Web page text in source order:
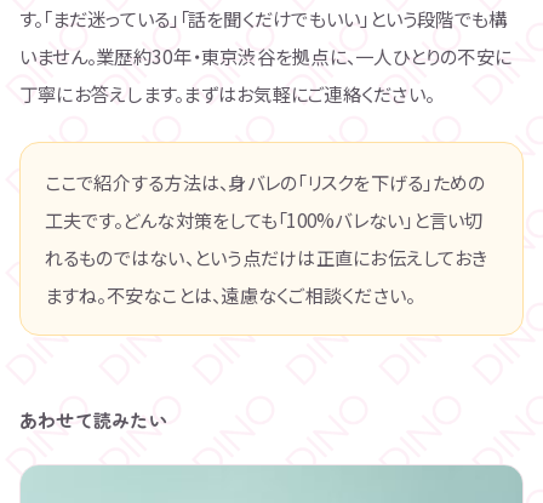
す。「まだ迷っている」「話を聞くだけでもいい」という段階でも構
いません。業歴約30年・東京渋谷を拠点に、一人ひとりの不安に
丁寧にお答えします。まずはお気軽にご連絡ください。
ここで紹介する方法は、身バレの「リスクを下げる」ための
工夫です。どんな対策をしても「100%バレない」と言い切
れるものではない、という点だけは正直にお伝えしておき
ますね。不安なことは、遠慮なくご相談ください。
あわせて読みたい